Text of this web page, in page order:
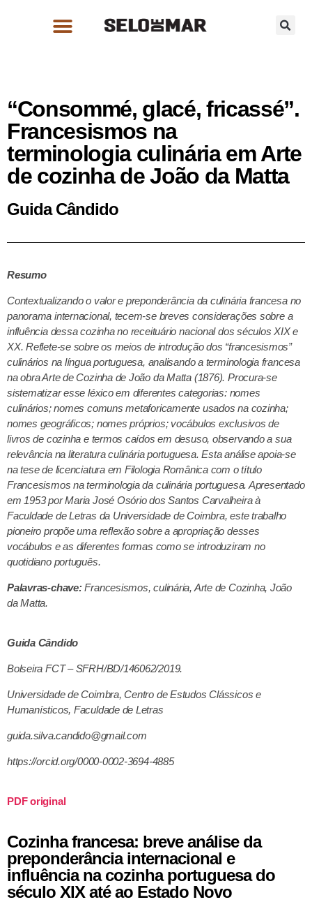
“Consommé, glacé, fricassé”.
Francesismos na
terminologia culinária em Arte
de cozinha de João da Matta
Guida Cândido
Resumo
Contextualizando o valor e preponderância da culinária francesa no
panorama internacional, tecem-se breves considerações sobre a
influência dessa cozinha no receituário nacional dos séculos XIX e
XX. Reflete-se sobre os meios de introdução dos “francesismos”
culinários na língua portuguesa, analisando a terminologia francesa
na obra Arte de Cozinha de João da Matta (1876). Procura-se
sistematizar esse léxico em diferentes categorias: nomes
culinários; nomes comuns metaforicamente usados na cozinha;
nomes geográficos; nomes próprios; vocábulos exclusivos de
livros de cozinha e termos caídos em desuso, observando a sua
relevância na literatura culinária portuguesa. Esta análise apoia-se
natese de licenciatura em Filologia Românica com o título
Francesismos na terminologia da culinária portuguesa. Apresentado
em 1953 por Maria José Osório dos Santos Carvalheiraà
Faculdade de Letras da Universidade de Coimbra, este trabalho
pioneiro propõe uma reflexão sobre a apropriação desses
vocábulos e as diferentes formas como se introduziram no
quotidiano português.
Palavras-chave:Francesismos, culinária, Arte de Cozinha, João
da Matta.
Guida Cândido
Bolseira FCT – SFRH/BD/146062/2019.
Universidade de Coimbra, Centro de Estudos Clássicos e
Humanísticos, Faculdade de Letras
guida.silva.candido@gmail.com
https://orcid.org/0000-0002-3694-4885
PDF original
Cozinha francesa: breve análise da
preponderância internacional e
influência na cozinha portuguesa do
século XIX até ao Estado Novo